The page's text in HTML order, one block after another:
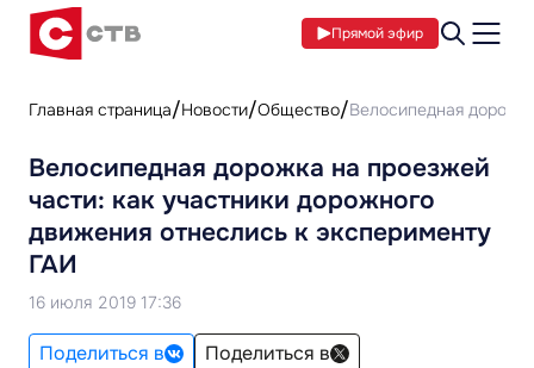
Прямой эфир
Главная страница Новости Общество Велосипедная
Велосипедная дорожка на проезжей
части: как участники дорожного
движения отнеслись к эксперименту
ГАИ
16 июля 2019 17:36
Поделиться в
Поделиться в